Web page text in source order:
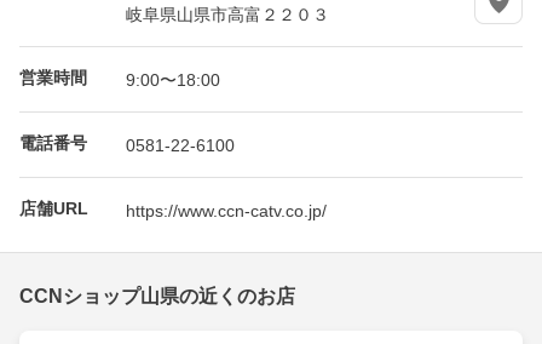
岐阜県山県市高富２２０３
営業時間 9:00〜18:00
電話番号 0581-22-6100
店舗URL https://www.ccn-catv.co.jp/
CCNショップ山県の近くのお店